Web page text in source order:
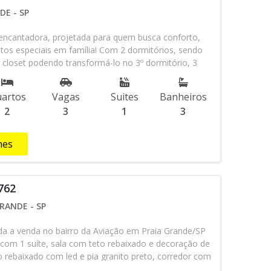
prévio.* Consulte-nos sobre disponibildiade do
- SP
projetada para quem busca conforto,
especiais em família! Com 2 dormitórios, sendo
podendo transformá-lo no 3º dormitório, 3
social com sala espaçosa, cozinha integrada e
para receber amigos e a família, a casa foi
e bem-estar. Além disso a casa possui
piscina, mesa de jogos, churrasqueira, forno a
a família.
2
Vagas
3
Suites
1
Banheiros
3
- SP
a venda no bairro da Aviação em Praia Grande/SP
1 suíte, sala com teto rebaixado e decoração de
rebaixado com led e pia granito preto, corredor com